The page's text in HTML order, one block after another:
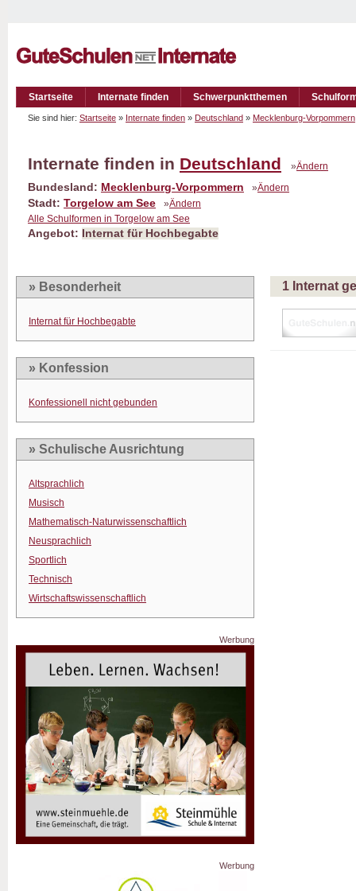
Startseite Internate finden Schwerpunktthemen
Sie sind hier: Startseite » Internate finden » Deutschland » Mecklenburg-Vorpommern
Internate finden in Deutschland »Ändern
Bundesland: Mecklenburg-Vorpommern »Ändern
Stadt: Torgelow am See »Ändern
Alle Schulformen in Torgelow am See
Angebot: Internat für Hochbegabte
» Besonderheit
Internat für Hochbegabte
» Konfession
Konfessionell nicht gebunden
» Schulische Ausrichtung
Altsprachlich
Musisch
Mathematisch-Naturwissenschaftlich
Neusprachlich
Sportlich
Technisch
Wirtschaftswissenschaftlich
Werbung
Werbung
1 Internat